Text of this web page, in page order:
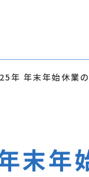
年 年末年始休業
末年